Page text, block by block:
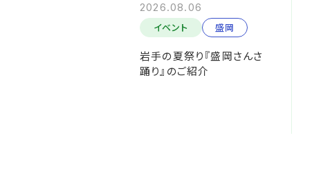
2026.08.06
イベント
盛岡
岩手の夏祭り『盛岡さんさ
踊り』のご紹介